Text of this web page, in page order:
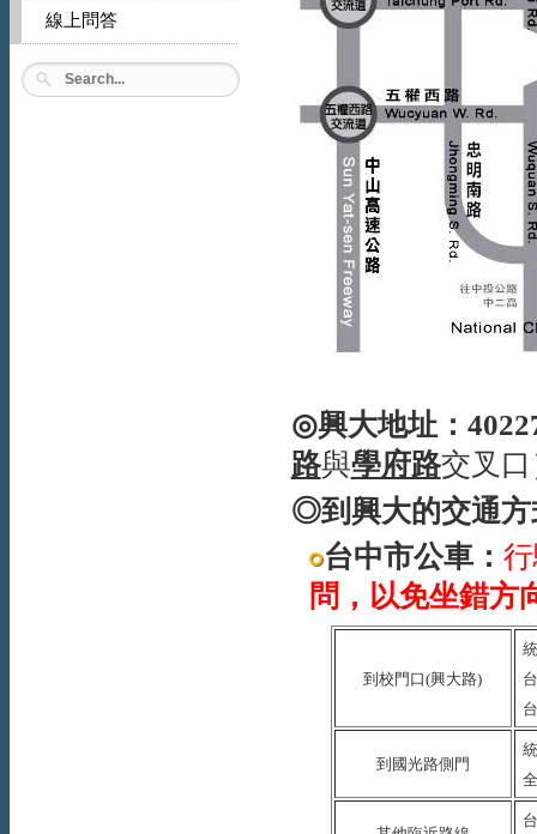
線上問答
◎興大地址：
路與學府路交叉口
◎到興大的交通
台中市公車：
問，以免坐錯方
到校門口(興大路)
到國光路側門